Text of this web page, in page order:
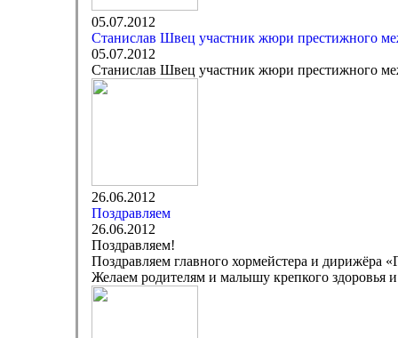
05.07.2012
Станислав Швец участник жюри престижного
05.07.2012
Станислав Швец участник жюри престижного
26.06.2012
Поздравляем
26.06.2012
Поздравляем!
Поздравляем главного хормейстера и дирижёра
Желаем родителям и малышу крепкого здоровья и